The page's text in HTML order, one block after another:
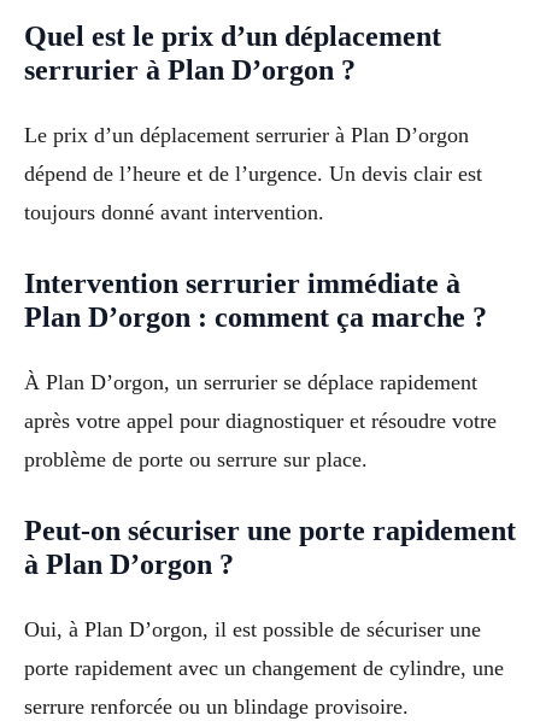
Quel est le prix d’un déplacement
serrurier à Plan D’orgon ?
Le prix d’un déplacement serrurier à Plan D’orgon
dépend de l’heure et de l’urgence. Un devis clair est
toujours donné avant intervention.
Intervention serrurier immédiate à
Plan D’orgon : comment ça marche ?
À Plan D’orgon, un serrurier se déplace rapidement
après votre appel pour diagnostiquer et résoudre votre
problème de porte ou serrure sur place.
Peut-on sécuriser une porte rapidement
à Plan D’orgon ?
Oui, à Plan D’orgon, il est possible de sécuriser une
porte rapidement avec un changement de cylindre, une
serrure renforcée ou un blindage provisoire.